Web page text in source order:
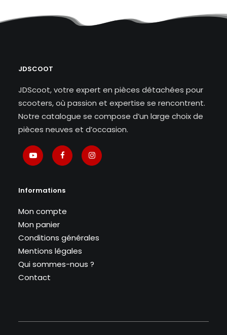
JDSCOOT
JDScoot, votre expert en pièces détachées pour
scooters, où passion et expertise se rencontrent.
Notre catalogue se compose d’un large choix de
pièces neuves et d’occasion.
Informations
Mon compte
Mon panier
Conditions générales
Mentions légales
Qui sommes-nous ?
Contact